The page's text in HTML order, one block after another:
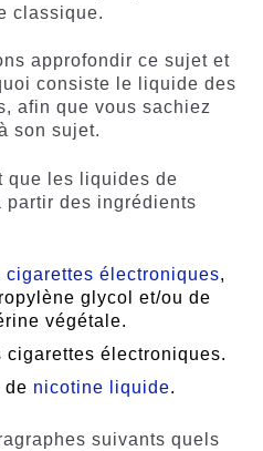
classique.
approfondir ce sujet et
consiste le liquide des
afin que vous sachiez
son sujet.
que les liquides de
partir des ingrédients
cigarettes électroniques,
glycol et/ou de
végétale.
cigarettes électroniques.
de nicotine liquide.
suivants quels